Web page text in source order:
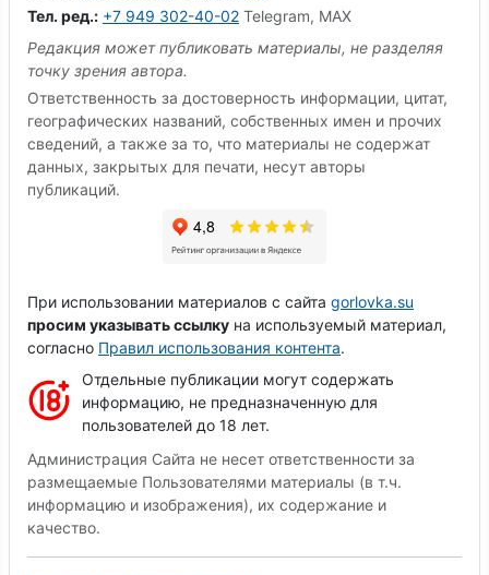
Тел. ред.: +7 949 302-40-02 Telegram, MAX
Редакция может публиковать материалы, не разделяя
точку зрения автора.
Ответственность за достоверность информации, цитат,
географических названий, собственных имен и прочих
сведений, а также за то, что материалы не содержат
данных, закрытых для печати, несут авторы
публикаций.
При использовании материалов с сайта gorlovka.su
просим указывать ссылку на используемый материал,
согласно Правил использования контента.
Отдельные публикации могут содержать
информацию, не предназначенную для
пользователей до 18 лет.
Администрация Сайта не несет ответственности за
размещаемые Пользователями материалы (в т.ч.
информацию и изображения), их содержание и
качество.